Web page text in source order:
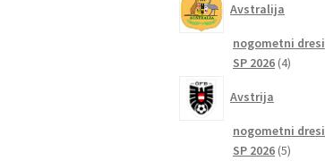
Avstralija
nogometni dresi
SP 2026 44
Avstrija
nogometni dresi
SP 2026 55